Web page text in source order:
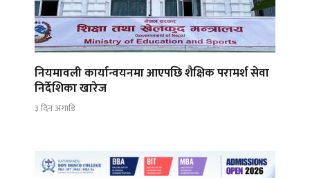
नियमावली कार्यान्वयनमा आएपछि शैक्षिक परामर्श सेवा
निर्देशिका खारेज
३ दिन अगाडि